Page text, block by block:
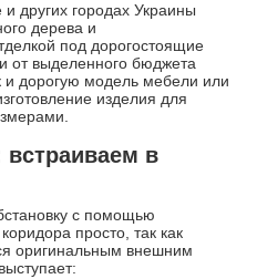
других городах Украины
дерева и
под дорогостоящие
от выделенного бюджета
и дорогую модель мебели или
изделия для
в
с помощью
просто, так как
оригинальным внешним